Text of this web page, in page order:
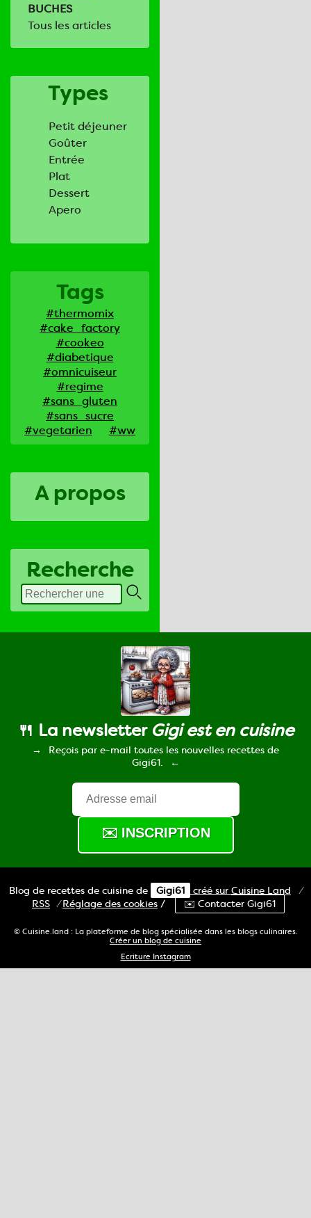
BUCHES
Tous les articles
Types
Petit déjeuner
Goûter
Entrée
Plat
Dessert
Apero
Tags
#thermomix
#cake_factory
#cookeo
#diabetique
#omnicuiseur
#regime
#sans_gluten
#sans_sucre
#vegetarien
#ww
A propos
Recherche
🍴 La newsletter Gigi est en cuisine
Reçois par e-mail toutes les nouvelles recettes de
Gigi61.
Blog de recettes de cuisine de Gigi61 créé sur Cuisine Land
⁄
RSS ⁄Réglage des cookies / ✉️ Contacter Gigi61
© Cuisine.land : La plateforme de blog spécialisée dans les blogs culinaires.
Créer un blog de cuisine
Ecriture Instagram